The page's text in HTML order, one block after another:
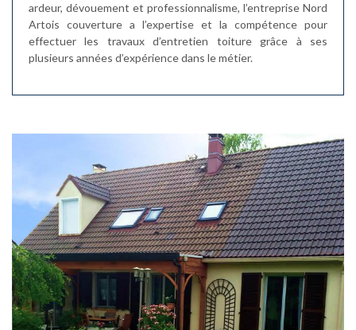
ardeur, dévouement et professionnalisme, l’entreprise Nord
Artois couverture a l’expertise et la compétence pour
effectuer les travaux d’entretien toiture grâce à ses
plusieurs années d’expérience dans le métier.